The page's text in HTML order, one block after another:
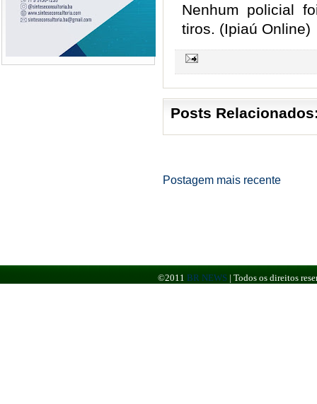
Nenhum policial
tiros. (Ipiaú Online)
Posts
Postagem mais recente
©2011 BR NEWS | Todos os direitos